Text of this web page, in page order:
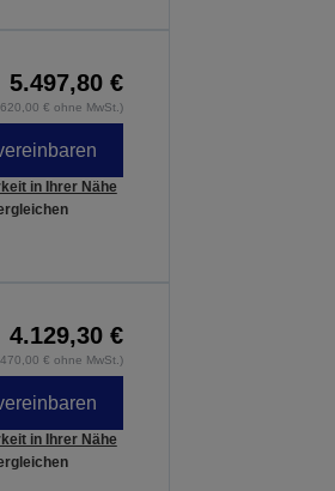
5.497,80 €
€ ohne MwSt.)
in Ihrer Nähe
4.129,30 €
€ ohne MwSt.)
in Ihrer Nähe